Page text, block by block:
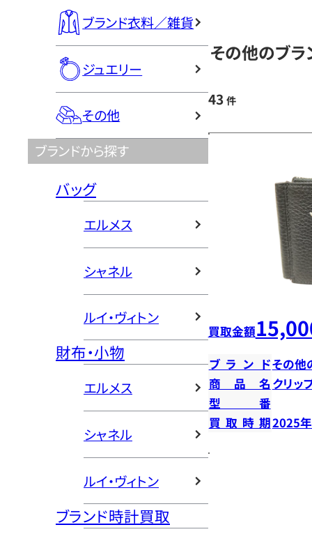
ブランド衣料／雑貨
ジュエリー
その他
ブランドから探す
バッグ
エルメス
シャネル
ルイ・ヴィトン
財布・小物
エルメス
シャネル
ルイ・ヴィトン
ブランド時計買取
その他のブラ
43 件
買取金額
ブランドその他
商品名 クリッ
型番
買取時期2025